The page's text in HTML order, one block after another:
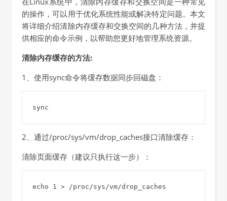
的操作，可以用于优化系统性能或解决特定问题。本文
将详细介绍清除内存缓存和交换空间的几种方法，并提
供相应的命令示例，以帮助您更好地管理系统资源。
清除内存缓存的方法:
1、使用sync命令将缓存数据同步回磁盘：
sync
2、通过/proc/sys/vm/drop_caches接口清除缓存：
清除页面缓存（建议只执行这一步）：
echo 1 > /proc/sys/vm/drop_caches